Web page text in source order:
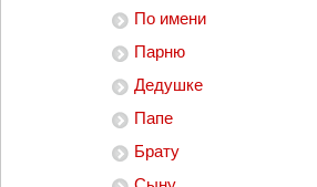
По имени
Парню
Дедушке
Папе
Брату